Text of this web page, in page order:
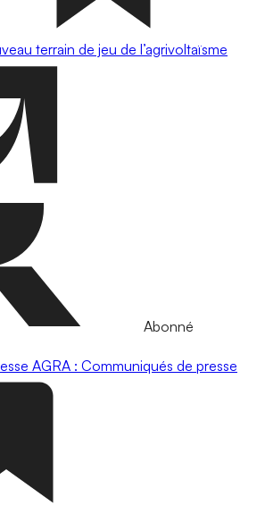
terrain de jeu de l’agrivoltaïsme
Abonné
AGRA : Communiqués de presse